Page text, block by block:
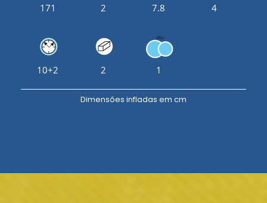
171 2 7.8 4
10+2 2 1
Dimensões infladas em cm